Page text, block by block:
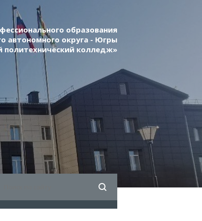
образования
автономного округа - Югры
политехнический колледж»